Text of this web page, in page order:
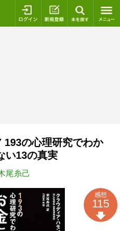
ログイン 新規登録
193の心理研究でわか
い13の真実
尾糸己
感想
115